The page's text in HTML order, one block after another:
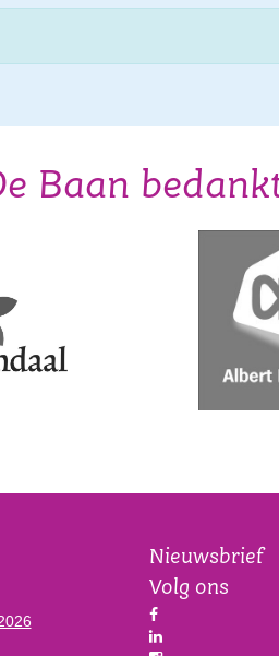
Baan
Nieuwsbrief
Volg ons